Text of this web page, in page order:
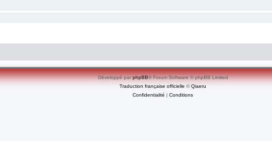
Développé parphpBB® Forum Software © phpBB Limited
Traduction française officielle ©Qiaeru
Confidentialité | Conditions